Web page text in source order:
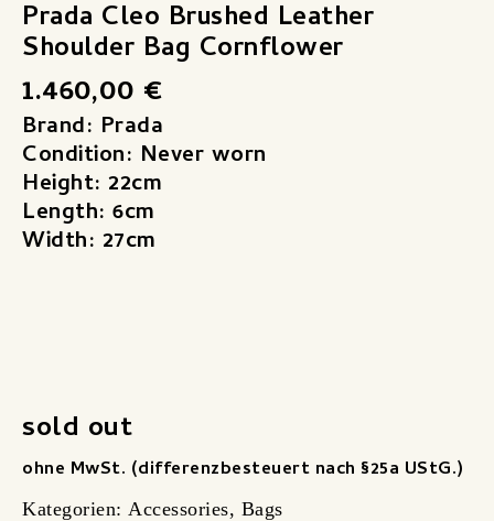
Prada Cleo Brushed Leather
Shoulder Bag Cornflower
1.460,00 €
Brand: Prada
Condition: Never worn
Height: 22cm
Length: 6cm
Width: 27cm
sold out
ohne MwSt. (differenzbesteuert nach §25a UStG.)
Kategorien: Accessories, Bags